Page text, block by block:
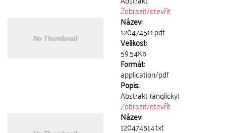
Zobrazit/otevřít
Název:
120474511.pdf
Velikost:
59.54Kb
Formát:
application/pdf
Popis:
Abstrakt (anglicky)
Zobrazit/otevřít
Název:
120474514.txt